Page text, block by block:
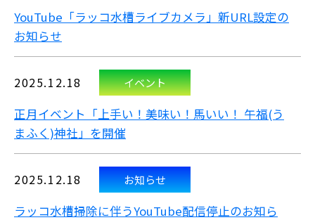
YouTube「ラッコ水槽ライブカメラ」新URL設定の
お知らせ
2025.12.18 イベント
正月イベント「上手い！美味い！馬いい！ 午福(う
まふく)神社」を開催
2025.12.18 お知らせ
ラッコ水槽掃除に伴うYouTube配信停止のお知ら